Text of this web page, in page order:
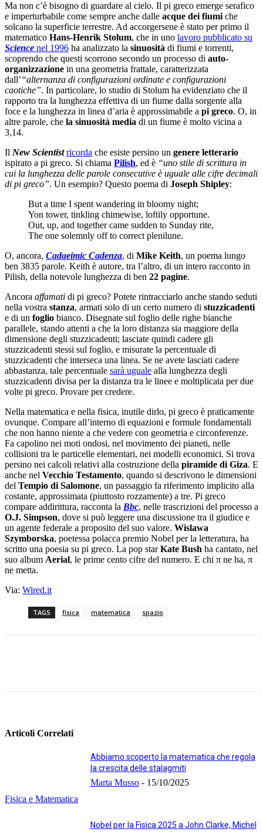
Ma non c’è bisogno di guardare al cielo. Il pi greco emerge serafico
e imperturbabile come sempre anche dalle acque dei fiumi che
solcano la superficie terrestre. Ad accorgersene è stato per primo il
matematico Hans-Henrik Stolum, che in uno lavoro pubblicato su
Science nel 1996 ha analizzato la sinuosità di fiumi e torrenti,
scoprendo che questi scorrono secondo un processo di auto-
organizzazione in una geometria frattale, caratterizzata
dall’“alternanza di configurazioni ordinate e configurazioni
caotiche”. In particolare, lo studio di Stolum ha evidenziato che il
rapporto tra la lunghezza effettiva di un fiume dalla sorgente alla
foce e la lunghezza in linea d’aria è approssimabile a pi greco. O, in
altre parole, che la sinuosità media di un fiume è molto vicina a
3,14.
Il New Scientist ricorda che esiste persino un genere letterario
ispirato a pi greco. Si chiama Pilish, ed è “uno stile di scrittura in
cui la lunghezza delle parole consecutive è uguale alle cifre decimali
di pi greco”. Un esempio? Questo poema di Joseph Shipley:
But a time I spent wandering in bloomy night;
Yon tower, tinkling chimewise, loftily opportune.
Out, up, and together came sudden to Sunday rite,
The one solemnly off to correct plenilune.
O, ancora, Cadaeimic Cadenza, di Mike Keith, un poema lungo
ben 3835 parole. Keith è autore, tra l’altro, di un intero racconto in
Pilish, della notevole lunghezza di ben 22 pagine.
Ancora affamati di pi greco? Potete rintracciarlo anche stando seduti
nella vostra stanza, armati solo di un certo numero di stuzzicadenti
e di un foglio bianco. Disegnate sul foglio delle righe bianche
parallele, stando attenti a che la loro distanza sia maggiore della
dimensione degli stuzzicadenti; lasciate quindi cadere gli
stuzzicadenti stessi sul foglio, e misurate la percentuale di
stuzzicadenti che interseca una linea. Se ne avete lasciati cadere
abbastanza, tale percentuale sarà uguale alla lunghezza degli
stuzzicadenti divisa per la distanza tra le linee e moltiplicata per due
volte pi greco. Provare per credere.
Nella matematica e nella fisica, inutile dirlo, pi greco è praticamente
ovunque. Compare all’interno di equazioni e formule fondamentali
che non hanno niente a che vedere con geometria e circonferenze.
Fa capolino nei moti ondosi, nel movimento dei pianeti, nelle
collisioni tra le particelle elementari, nei modelli economici. Si trova
persino nei calcoli relativi alla costruzione della piramide di Giza. E
anche nel Vecchio Testamento, quando si descrivono le dimensioni
del Tempio di Salomone, un passaggio fa riferimento implicito alla
costante, approssimata (piuttosto rozzamente) a tre. Pi greco
compare addirittura, racconta la Bbc, nelle trascrizioni del processo a
O.J. Simpson, dove si può leggere una discussione tra il giudice e
un agente federale a proposito del suo valore. Wislawa
Szymborska, poetessa polacca premio Nobel per la letteratura, ha
scritto una poesia su pi greco. La pop starKate Bush ha cantato, nel
suo album Aerial, le prime cento cifre del numero. E chi π ne ha, π
ne metta.
Via: Wired.it
TAGS fisica matematica spazio
Articoli Correlati
Fisica e Matematica
Abbiamo scoperto la matematica che regola
la crescita delle stalagmiti
Marta Musso - 15/10/2025
Nobel per la Fisica 2025 a John Clarke, Michel